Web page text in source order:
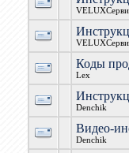
Коды
Lex
Denchik
Видео-
Denchik